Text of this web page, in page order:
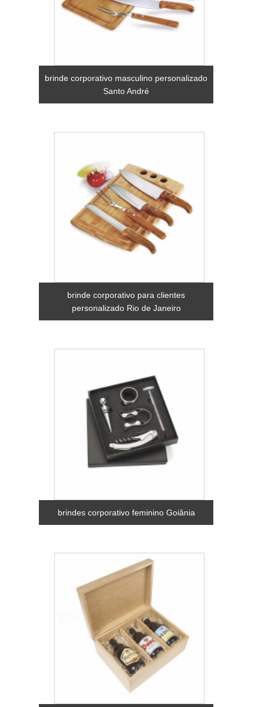
brinde corporativo masculino personalizado
Santo André
brinde corporativo para clientes
personalizado Rio de Janeiro
brindes corporativo feminino Goiânia